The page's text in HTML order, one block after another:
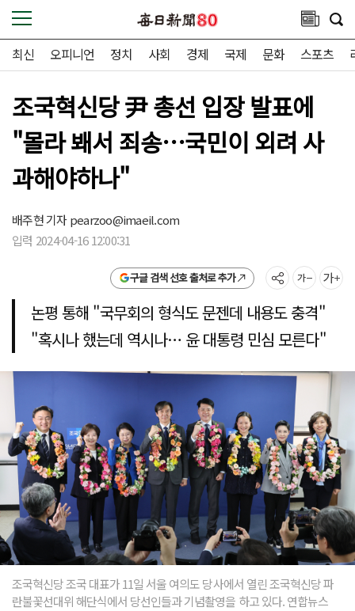
최신 오피니언 정치 사회 경제 국제 문화 스포츠
조국혁신당 尹 총선 입장 발표에
"몰라 봬서 죄송…국민이 외려 사
과해야하나"
배주현 기자pearzoo@imaeil.com
입력 2024-04-16 12:00:31
구글 검색 선호 출처로 추가
논평 통해 "국무회의 형식도 문젠데 내용도 충격"
"혹시나 했는데 역시나… 윤 대통령 민심 모른다"
조국혁신당 조국 대표가 11일 서울 여의도 당사에서 열린 조국혁신당 파
란불꽃선대위 해단식에서 당선인들과 기념촬영을 하고 있다. 연합뉴스